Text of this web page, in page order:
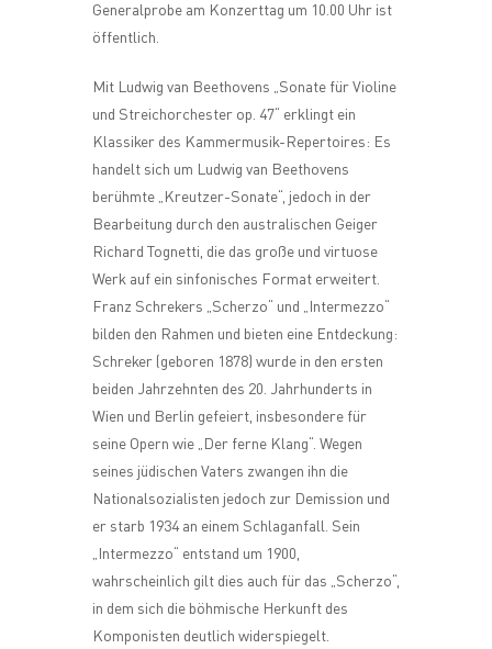
Generalprobe am Konzerttag um 10.00 Uhr ist
öffentlich.
Mit Ludwig van Beethovens „Sonate für Violine
und Streichorchester op. 47“ erklingt ein
Klassiker des Kammermusik-Repertoires: Es
handelt sich um Ludwig van Beethovens
berühmte „Kreutzer-Sonate“, jedoch in der
Bearbeitung durch den australischen Geiger
Richard Tognetti, die das große und virtuose
Werk auf ein sinfonisches Format erweitert.
Franz Schrekers „Scherzo“ und „Intermezzo“
bilden den Rahmen und bieten eine Entdeckung:
Schreker (geboren 1878) wurde in den ersten
beiden Jahrzehnten des 20. Jahrhunderts in
Wien und Berlin gefeiert, insbesondere für
seine Opern wie „Der ferne Klang“. Wegen
seines jüdischen Vaters zwangen ihn die
Nationalsozialisten jedoch zur Demission und
er starb 1934 an einem Schlaganfall. Sein
„Intermezzo“ entstand um 1900,
wahrscheinlich gilt dies auch für das „Scherzo“,
in dem sich die böhmische Herkunft des
Komponisten deutlich widerspiegelt.